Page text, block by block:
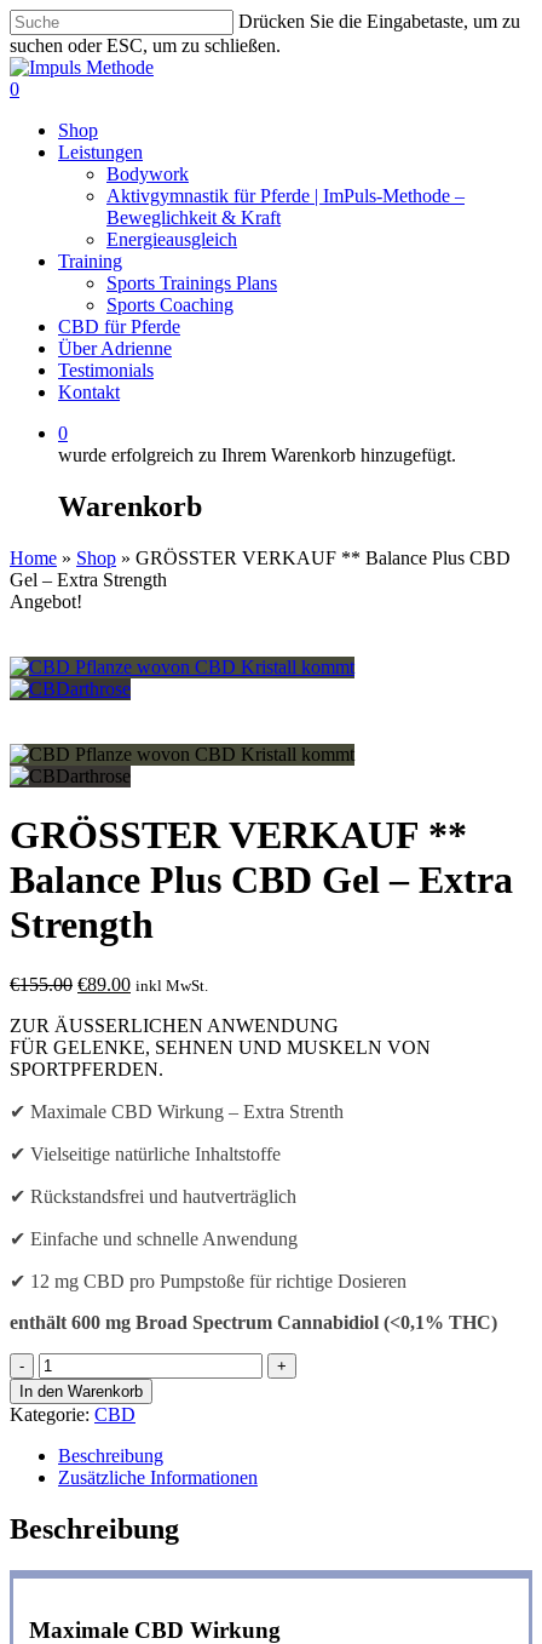
Zum
Hauptinhalt
springen
Drücken Sie die Eingabetaste, um zu
suchen oder ESC, um zu schließen.
Suche
schließen
0
Shop
Leistungen
Bodywork
Aktivgymnastik für Pferde | ImPuls‑Methode –
Beweglichkeit & Kraft
Energieausgleich
Training
Sports Trainings Plans
Sports Coaching
CBD für Pferde
Über Adrienne
Testimonials
Kontakt
0
wurde erfolgreich zu Ihrem Warenkorb hinzugefügt.
Warenkorb
Home » Shop » GRÖSSTER VERKAUF ** Balance Plus CBD
Gel – Extra Strength
Angebot!
GRÖSSTER VERKAUF **
Balance Plus CBD Gel – Extra
Strength
€155.00 Ursprünglicher
war:
€155.00
€89.00Aktueller
ist:
€89.00.
inkl MwSt.
ZUR ÄUSSERLICHEN ANWENDUNG
FÜR GELENKE, SEHNEN UND MUSKELN VON
SPORTPFERDEN.
✔︎ Maximale CBD Wirkung – Extra Strenth
✔︎ Vielseitige natürliche Inhaltstoffe
✔︎ Rückstandsfrei und hautverträglich
✔︎ Einfache und schnelle Anwendung
✔︎ 12 mg CBD pro Pumpstoße für richtige Dosieren
enthält 600 mg Broad Spectrum Cannabidiol (<0,1% THC)
GRÖSSTER
VERKAUF
**
Balance
Plus
CBD
Gel
Extra
Menge
In den Warenkorb
Kategorie: CBD
Beschreibung
Zusätzliche Informationen
Beschreibung
Maximale CBD Wirkung